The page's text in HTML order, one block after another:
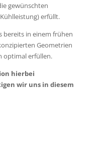
gewünschten
erfüllt.
bereits in einem frühen
Geometrien
optimal erfüllen.
hierbei
wir uns in diesem